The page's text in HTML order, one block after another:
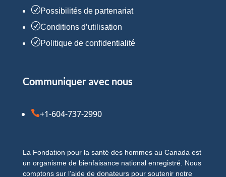
RPossibilités de partenariat
RConditions d’utilisation
RPolitique de confidentialité
Communiquer avec nous
+1-604-737-2990
La Fondation pour la santé des hommes au Canada est
un organisme de bienfaisance national enregistré. Nous
comptons sur l’aide de donateurs pour soutenir notre